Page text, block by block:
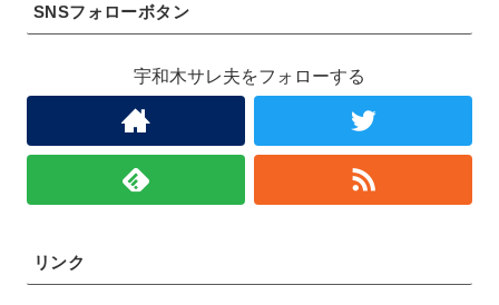
SNSフォローボタン
宇和木サレ夫をフォローする
リンク